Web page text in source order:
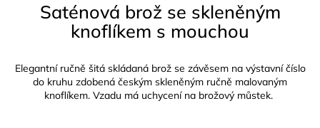
Saténová brož se skleněným
knoflíkem s mouchou
Elegantní ručně šitá skládaná brož se závěsem na výstavní číslo
do kruhu zdobená českým skleněným ručně malovaným
knoflíkem. Vzadu má uchycení na brožový můstek.